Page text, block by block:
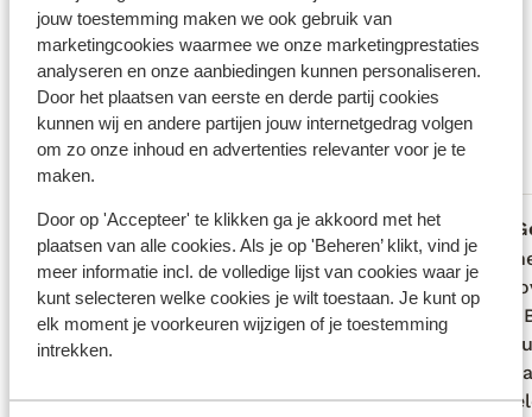
jouw toestemming maken we ook gebruik van
marketingcookies waarmee we onze marketingprestaties
analyseren en onze aanbiedingen kunnen personaliseren.
Door het plaatsen van eerste en derde partij cookies
kunnen wij en andere partijen jouw internetgedrag volgen
om zo onze inhoud en advertenties relevanter voor je te
maken.
Door op 'Accepteer' te klikken ga je akkoord met het
plaatsen van alle cookies. Als je op 'Beheren’ klikt, vind je
meer informatie incl. de volledige lijst van cookies waar je
kunt selecteren welke cookies je wilt toestaan. Je kunt op
elk moment je voorkeuren wijzigen of je toestemming
intrekken.
Dit zijn 100% echte beoordelingen van reizigers die
jou voorgingen. Meer over beoordelingen
7.8 Goed
93 ervaringen
Meest geboekt door met partner
8.1 Fantastisch
2 weken geleden
Heerlijk op vakantie geweest en geboekt
bij eliza was here op een geweldige
lokatie. Lekker tot rust gekomen.
Heerlijk op vakantie geweest en geboekt
bij eliza was here op een geweldige
lokatie. Lekker tot rust gekomen.
orde,
roest.
hele
aan.
orde,
roest.
hele
aan.